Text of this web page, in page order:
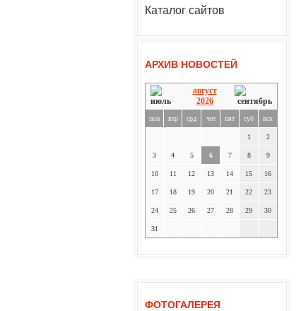
Каталог сайтов
АРХИВ НОВОСТЕЙ
август
2026
пон втр срд чет пят суб вск
1 2
3 4 5 6 7 8 9
10 11 12 13 14 15 16
17 18 19 20 21 22 23
24 25 26 27 28 29 30
31
ФОТОГАЛЕРЕЯ